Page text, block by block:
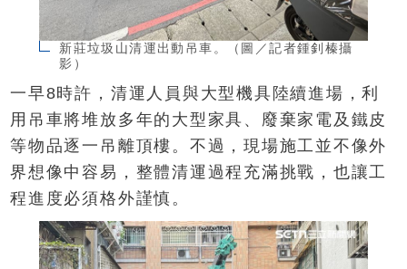
新莊垃圾山清運出動吊車。（圖／記者鍾釗榛攝
影）
一早8時許，清運人員與大型機具陸續進場，利
用吊車將堆放多年的大型家具、廢棄家電及鐵皮
等物品逐一吊離頂樓。不過，現場施工並不像外
界想像中容易，整體清運過程充滿挑戰，也讓工
程進度必須格外謹慎。